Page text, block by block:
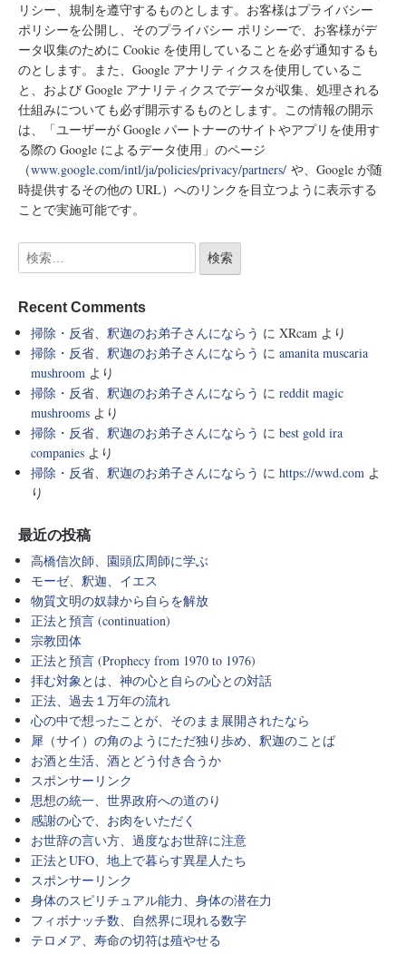
リシー、規制を遵守するものとします。お客様はプライバシー
ポリシーを公開し、そのプライバシー ポリシーで、お客様がデ
ータ収集のために Cookie を使用していることを必ず通知するも
のとします。また、Google アナリティクスを使用しているこ
と、および Google アナリティクスでデータが収集、処理される
仕組みについても必ず開示するものとします。この情報の開示
は、「ユーザーが Google パートナーのサイトやアプリを使用す
る際の Google によるデータ使用」のページ
（www.google.com/intl/ja/policies/privacy/partners/ や、Google が随
時提供するその他の URL）へのリンクを目立つように表示する
ことで実施可能です。
Recent Comments
掃除・反省、釈迦のお弟子さんにならう に XRcam より
掃除・反省、釈迦のお弟子さんにならう に amanita muscaria
mushroom より
掃除・反省、釈迦のお弟子さんにならう に reddit magic
mushrooms より
掃除・反省、釈迦のお弟子さんにならう に best gold ira
companies より
掃除・反省、釈迦のお弟子さんにならう に https://wwd.com よ
り
最近の投稿
高橋信次師、園頭広周師に学ぶ
モーゼ、釈迦、イエス
物質文明の奴隷から自らを解放
正法と預言 (continuation)
宗教団体
正法と預言 (Prophecy from 1970 to 1976)
拝む対象とは、神の心と自らの心との対話
正法、過去１万年の流れ
心の中で想ったことが、そのまま展開されたなら
犀（サイ）の角のようにただ独り歩め、釈迦のことば
お酒と生活、酒とどう付き合うか
スポンサーリンク
思想の統一、世界政府への道のり
感謝の心で、お肉をいただく
お世辞の言い方、過度なお世辞に注意
正法とUFO、地上で暮らす異星人たち
スポンサーリンク
身体のスピリチュアル能力、身体の潜在力
フィボナッチ数、自然界に現れる数字
テロメア、寿命の切符は殖やせる